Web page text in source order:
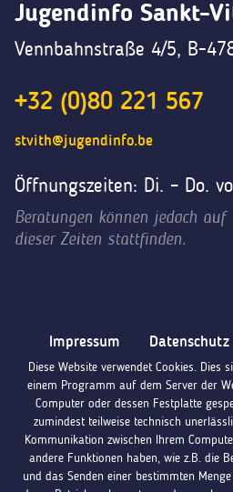
Jugendinfo Sankt-
Vennbahnstraße 4/5, B-
+32 (0)80 221 567
stvith@jugendinfo.be
Öffnungszeiten: Di. – Do.
Beratungen können jedoch auf
dieser Zeiten stattfinden.
Impressum Datenschutz
Diese Website verwendet Cookies. Dies
einem Programm auf dem Server der
Computer oder dessen Festplatte
zumindest teilweise technisch
Kommunikation zwischen Ihrem
andere Funktionen haben, wie z.B. die
und das Senden einer bestimmten